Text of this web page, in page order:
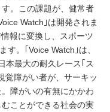
。この課題が、健常者
Watch｣は開発されま
報に変換し、スポーツ
す。｢Voice Watch｣は、
本最大の耐久レース｢ス
覚障がい者が、サーキッ
障がいの有無にかかわ
ことができる社会の実